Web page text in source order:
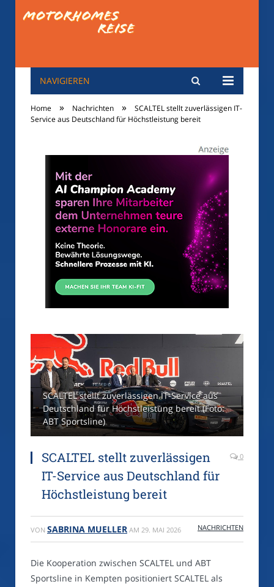
motorhomes-
reise.de
NAVIGIEREN
Home » Nachrichten »
SCALTEL stellt zuverlässigen IT-
Service aus Deutschland für Höchstleistung bereit
SCALTEL stellt zuverlässigen IT-Service aus
Deutschland für Höchstleistung bereit (Foto:
ABT Sportsline)
SCALTEL stellt zuverlässigen
IT-Service aus Deutschland für
Höchstleistung bereit
0
VON SABRINA MUELLER AM 29. MAI 2026 NACHRICHTEN
Die Kooperation zwischen SCALTEL und ABT
Sportsline in Kempten positioniert SCALTEL als